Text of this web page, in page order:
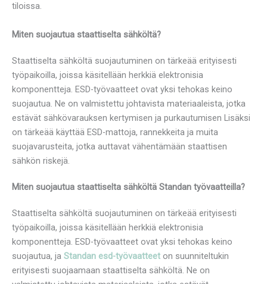
tiloissa.
Miten suojautua staattiselta sähköltä?
Staattiselta sähköltä suojautuminen on tärkeää erityisesti
työpaikoilla, joissa käsitellään herkkiä elektronisia
komponentteja. ESD-työvaatteet ovat yksi tehokas keino
suojautua. Ne on valmistettu johtavista materiaaleista, jotka
estävät sähkövarauksen kertymisen ja purkautumisen Lisäksi
on tärkeää käyttää ESD-mattoja, rannekkeita ja muita
suojavarusteita, jotka auttavat vähentämään staattisen
sähkön riskejä.
Miten suojautua staattiselta sähköltä Standan työvaatteilla?
Staattiselta sähköltä suojautuminen on tärkeää erityisesti
työpaikoilla, joissa käsitellään herkkiä elektronisia
komponentteja. ESD-työvaatteet ovat yksi tehokas keino
suojautua, ja Standan esd-työvaatteet on suunniteltukin
erityisesti suojaamaan staattiselta sähköltä. Ne on